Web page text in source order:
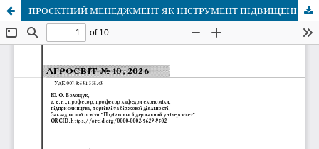
ПРОЄКТНИЙ МЕНЕДЖМЕНТ ЯК ІНСТРУМЕНТ ПІДВИЩЕННЯ ЕФЕКТИВНОСТІ ДІЯЛЬНОСТІ ПІДПРИЄМСТВ АПК